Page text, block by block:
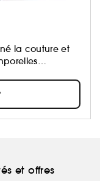
la couture et
une part de
plus beau et
et offres